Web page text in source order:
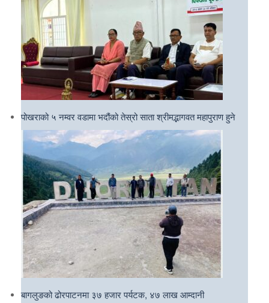
पोखराको ५ नम्वर वडामा भदौंको तेस्रो साता श्रीमद्भागवत महापुराण हुने
बागलुङको ढोरपाटनमा ३७ हजार पर्यटक, ४७ लाख आम्दानी